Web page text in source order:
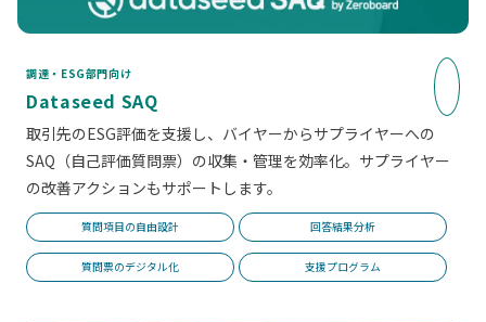
調達・ESG部門向け
Dataseed SAQ
取引先のESG評価を支援し、バイヤーからサプライヤーへの
SAQ（自己評価質問票）の収集・管理を効率化。サプライヤー
の改善アクションもサポートします。
質問項目の自由設計 回答結果分析
質問票のデジタル化 支援プログラム